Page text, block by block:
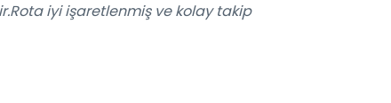
iyi işaretlenmiş ve kolay takip